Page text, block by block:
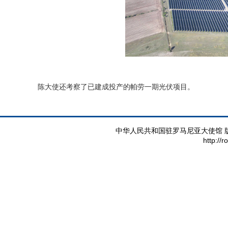
陈大使还考察了已建成投产的帕劳一期光伏项目。
中华人民共和国驻罗马尼亚大使馆
http://